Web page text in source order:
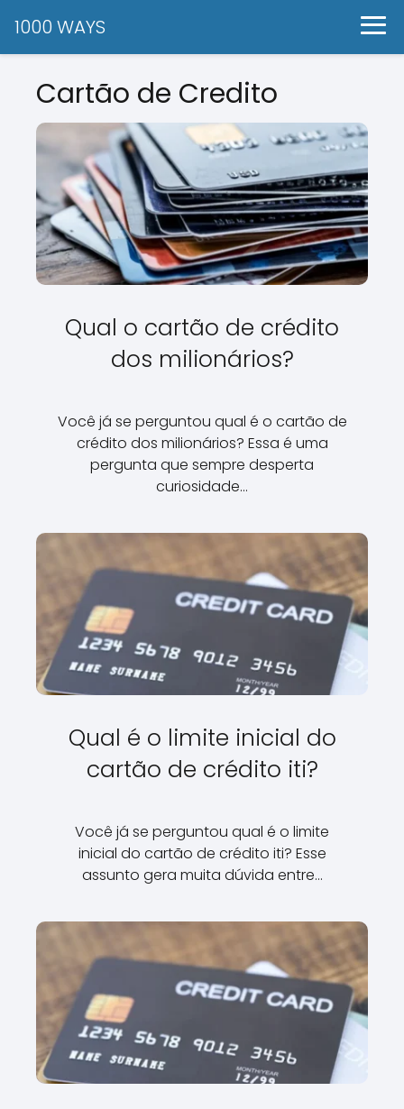
1000 WAYS
Cartão de Credito
Qual o cartão de crédito
dos milionários?
Você já se perguntou qual é o cartão de
crédito dos milionários? Essa é uma
pergunta que sempre desperta
curiosidade…
Qual é o limite inicial do
cartão de crédito iti?
Você já se perguntou qual é o limite
inicial do cartão de crédito iti? Esse
assunto gera muita dúvida entre…